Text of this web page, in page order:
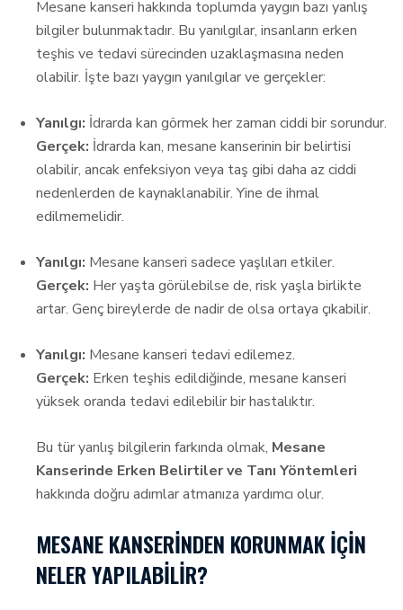
Mesane kanseri hakkında toplumda yaygın bazı yanlış
bilgiler bulunmaktadır. Bu yanılgılar, insanların erken
teşhis ve tedavi sürecinden uzaklaşmasına neden
olabilir. İşte bazı yaygın yanılgılar ve gerçekler:
Yanılgı: İdrarda kan görmek her zaman ciddi bir sorundur.
Gerçek: İdrarda kan, mesane kanserinin bir belirtisi
olabilir, ancak enfeksiyon veya taş gibi daha az ciddi
nedenlerden de kaynaklanabilir. Yine de ihmal
edilmemelidir.
Yanılgı: Mesane kanseri sadece yaşlıları etkiler.
Gerçek: Her yaşta görülebilse de, risk yaşla birlikte
artar. Genç bireylerde de nadir de olsa ortaya çıkabilir.
Yanılgı: Mesane kanseri tedavi edilemez.
Gerçek: Erken teşhis edildiğinde, mesane kanseri
yüksek oranda tedavi edilebilir bir hastalıktır.
Bu tür yanlış bilgilerin farkında olmak, Mesane
Kanserinde Erken Belirtiler ve Tanı Yöntemleri
hakkında doğru adımlar atmanıza yardımcı olur.
MESANE KANSERINDEN KORUNMAK İÇIN
NELER YAPILABILIR?